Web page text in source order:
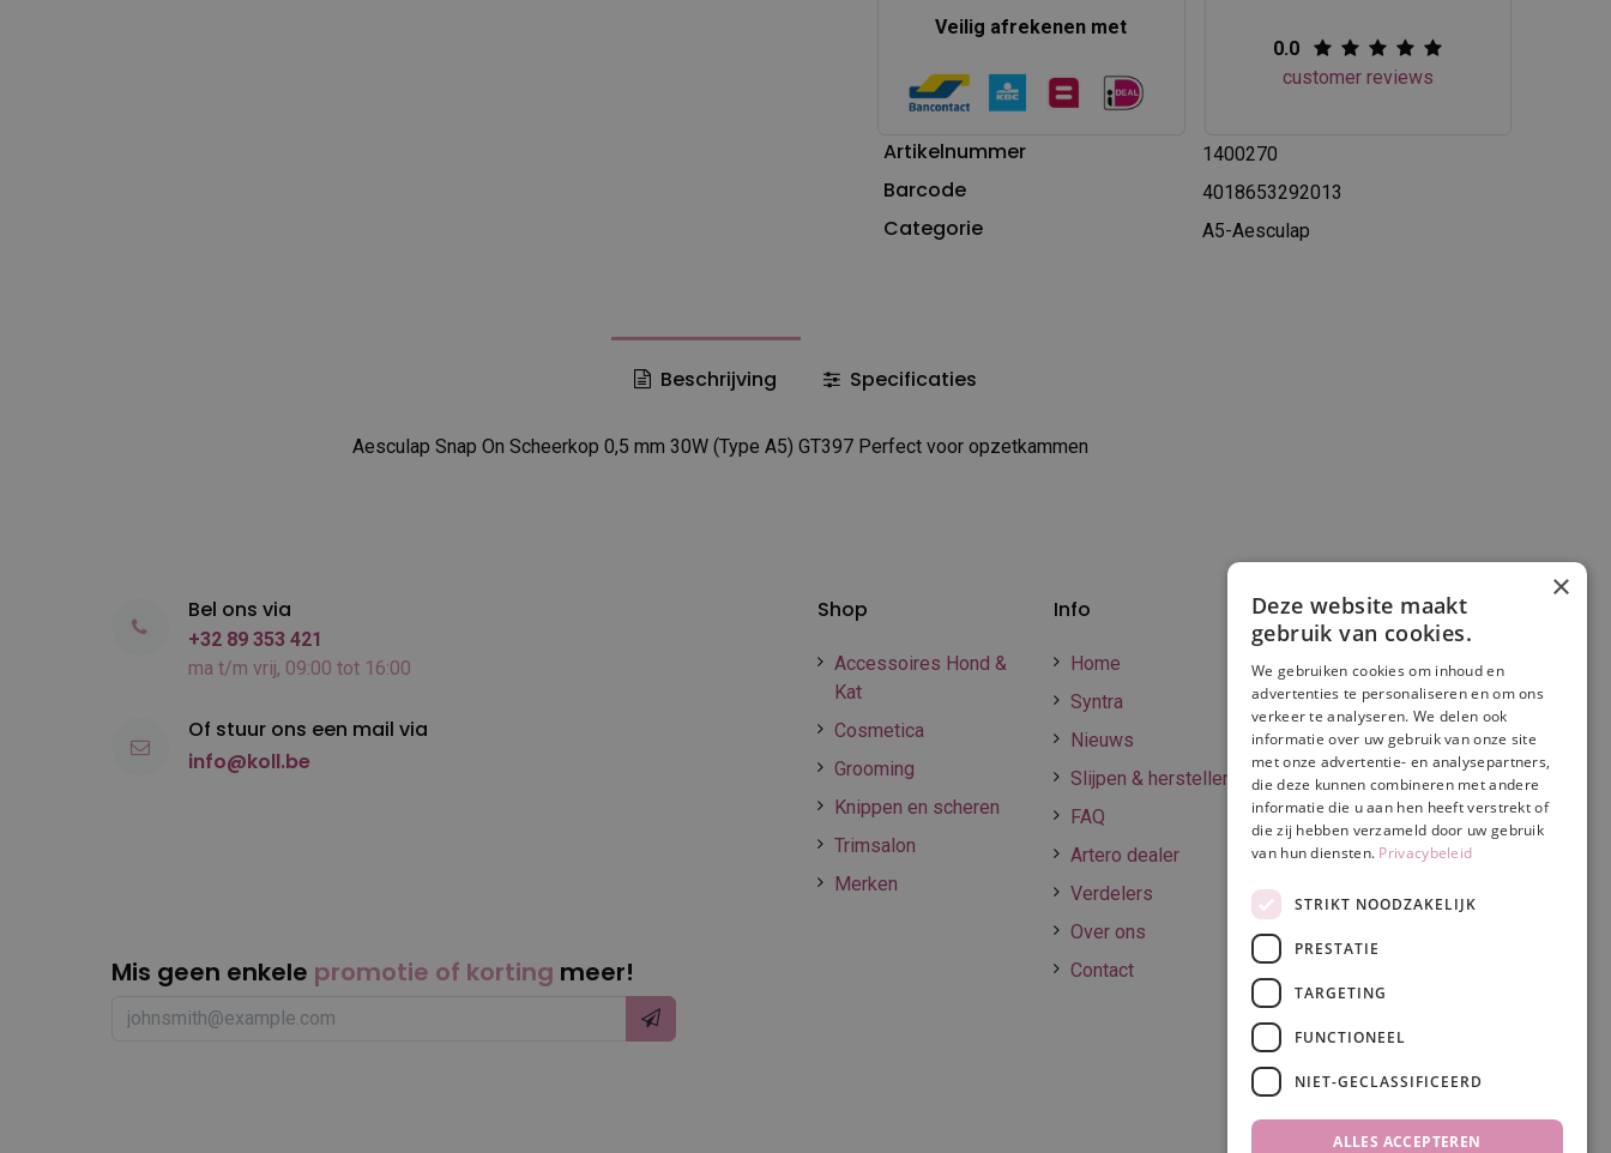
Veilig afrekenen met
0.0
customer reviews
Artikelnummer 1400270
Barcode 4018653292013
Categorie A5-Aesculap
Beschrijving Specificaties
Aesculap Snap On Scheerkop 0,5 mm 30W (Type A5) GT397 Perfect voor opzetkammen
Info
Home
Syntra
Nieuws
Slijpen & herstellen
FAQ
Artero dealer
Verdelers
Over ons
Contact
Shop
Accessoires Hond &
Kat
Cosmetica
Grooming
Knippen en scheren
Trimsalon
Merken
Verzenden en
betalen
Online betalen
Retourneren
Algemene
voorwaarden
Privacy & Cookie
policy
Disclaimer
Mis geen enkele promotie of korting meer!
Bel ons via
+32 89 353 421
ma t/m vrij, 09:00 tot 16:00
Of stuur ons een mail via
info@koll.be
×
Deze website maakt
gebruik van cookies.
We gebruiken cookies om inhoud en
advertenties te personaliseren en om ons
verkeer te analyseren. We delen ook
informatie over uw gebruik van onze site
met onze advertentie- en analysepartners,
die deze kunnen combineren met andere
informatie die u aan hen heeft verstrekt of
die zij hebben verzameld door uw gebruik
van hun diensten. Privacybeleid
STRIKT NOODZAKELIJK
PRESTATIE
TARGETING
FUNCTIONEEL
NIET-GECLASSIFICEERD
ALLES ACCEPTEREN